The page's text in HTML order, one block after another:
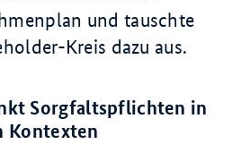
und tauschte
Kreis dazu aus.
Sorgfaltspflichten in
Kontexten